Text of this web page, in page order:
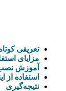
تعریفی
مزایای
آموزش نصب
استفاده از
نتیجه‌گیری